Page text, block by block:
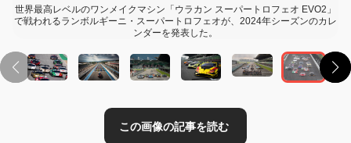
世界最高レベルのワンメイクマシン「ウラカン スーパートロフェオ EVO2」
で戦われるランボルギーニ・スーパートロフェオが、2024年シーズンのカレ
ンダーを発表した。